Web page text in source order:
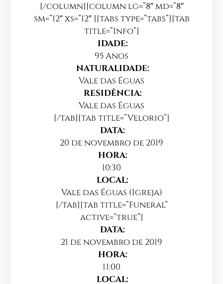
[/column][column lg=”8″ md=”8″
sm=”12″ xs=”12″ ][tabs type=”tabs”][tab
title=”Info”]
IDADE:
95 Anos
NATURALIDADE:
Vale das Éguas
RESIDÊNCIA:
Vale das Éguas
[/tab][tab title=”Velorio”]
DATA:
20 de novembro de 2019
HORA:
10:30
LOCAL:
Vale das Éguas (Igreja)
[/tab][tab title=”Funeral”
active=”true”]
DATA:
21 de novembro de 2019
HORA:
11:00
LOCAL: